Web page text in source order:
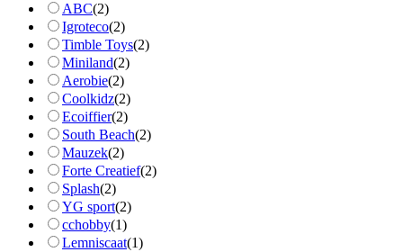
ABC(2)
Igroteco(2)
Timble Toys(2)
Miniland(2)
Aerobie(2)
Coolkidz(2)
Ecoiffier(2)
South Beach(2)
Mauzek(2)
Forte Creatief(2)
Splash(2)
YG sport(2)
cchobby(1)
Lemniscaat(1)